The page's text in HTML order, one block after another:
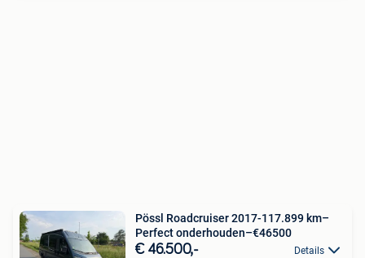
Pössl Roadcruiser 2017-117.899 km–
Perfect onderhouden–€46500
€ 46.500,- Details